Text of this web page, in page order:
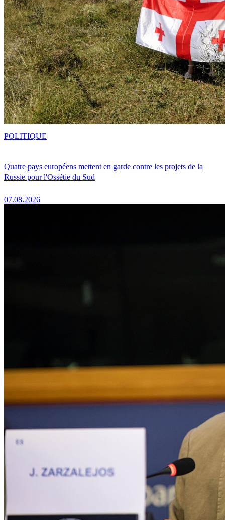
Quatre pays européens mettent en garde contre les projets de la
Russie pour l'Ossétie du Sud
07.08.2026
POLITIQUE